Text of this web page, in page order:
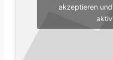
akzeptieren